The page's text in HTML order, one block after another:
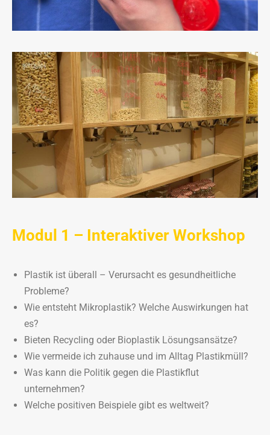
Modul 1 – Interaktiver Workshop
Plastik ist überall – Verursacht es gesundheitliche
Probleme?
Wie entsteht Mikroplastik? Welche Auswirkungen hat
es?
Bieten Recycling oder Bioplastik Lösungsansätze?
Wie vermeide ich zuhause und im Alltag Plastikmüll?
Was kann die Politik gegen die Plastikflut
unternehmen?
Welche positiven Beispiele gibt es weltweit?